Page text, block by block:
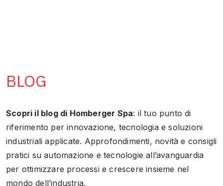
BLOG
Scopri il blog di Homberger Spa: il tuo punto di
riferimento per innovazione, tecnologia e soluzioni
industriali applicate. Approfondimenti, novità e consigli
pratici su automazione e tecnologie all’avanguardia
per ottimizzare processi e crescere insieme nel
mondo dell’industria.